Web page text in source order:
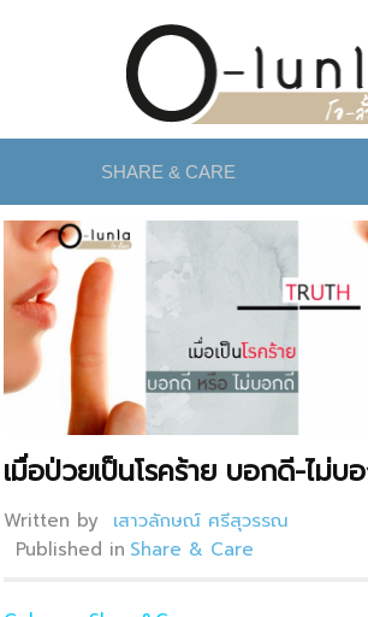
SHARE & CARE
เมื่อป่วยเป็นโรคร้าย บอกดี-ไม่บ
Written by เสาวลักษณ์ ศรีสุวรรณ
Published in Share & Care